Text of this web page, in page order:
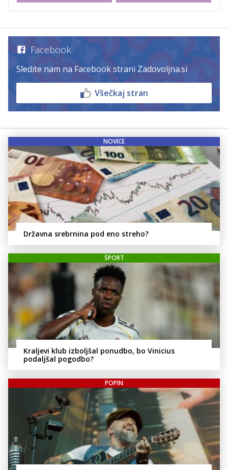
Facebook
Sledite nam na Facebook strani Zadovoljna.si
Všečkaj stran
NOVICE
Državna srebrnina pod eno streho?
ŠPORT
Kraljevi klub izboljšal ponudbo, bo Vinicius
podaljšal pogodbo?
POPIN